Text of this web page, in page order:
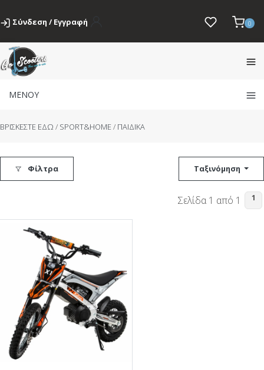
Σύνδεση / Εγγραφή 0
ΜΕΝΟΥ
BΡΙΣΚΕΣΤΕ ΕΔΩ / SPORT&HOME/ ΠΑΙΔΙΚΑ
Φίλτρα Ταξινόμηση
Σελίδα 1 από 1 1